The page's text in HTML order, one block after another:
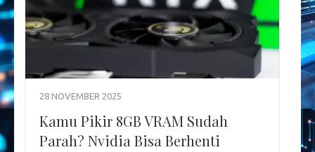
28 NOVEMBER 2025
Kamu Pikir 8GB VRAM Sudah
Parah? Nvidia Bisa Berhenti